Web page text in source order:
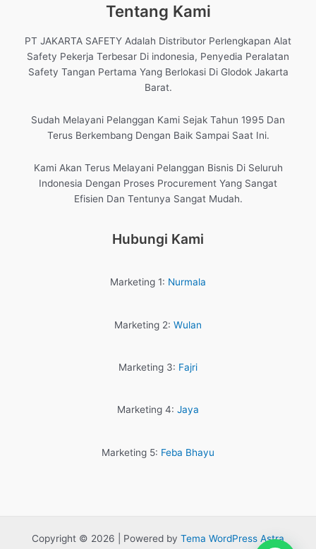
Tentang Kami
PT JAKARTA SAFETY Adalah Distributor Perlengkapan Alat
Safety Pekerja Terbesar Di indonesia, Penyedia Peralatan
Safety Tangan Pertama Yang Berlokasi Di Glodok Jakarta
Barat.
Sudah Melayani Pelanggan Kami Sejak Tahun 1995 Dan
Terus Berkembang Dengan Baik Sampai Saat Ini.
Kami Akan Terus Melayani Pelanggan Bisnis Di Seluruh
Indonesia Dengan Proses Procurement Yang Sangat
Efisien Dan Tentunya Sangat Mudah.
Hubungi Kami
Marketing 1: Nurmala
Marketing 2: Wulan
Marketing 3: Fajri
Marketing 4: Jaya
Marketing 5: Feba Bhayu
Copyright © 2026 | Powered by Tema WordPress Astra